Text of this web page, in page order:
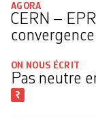
AGORA
CERN –
ON NOUS ÉCRIT
Pas neutre